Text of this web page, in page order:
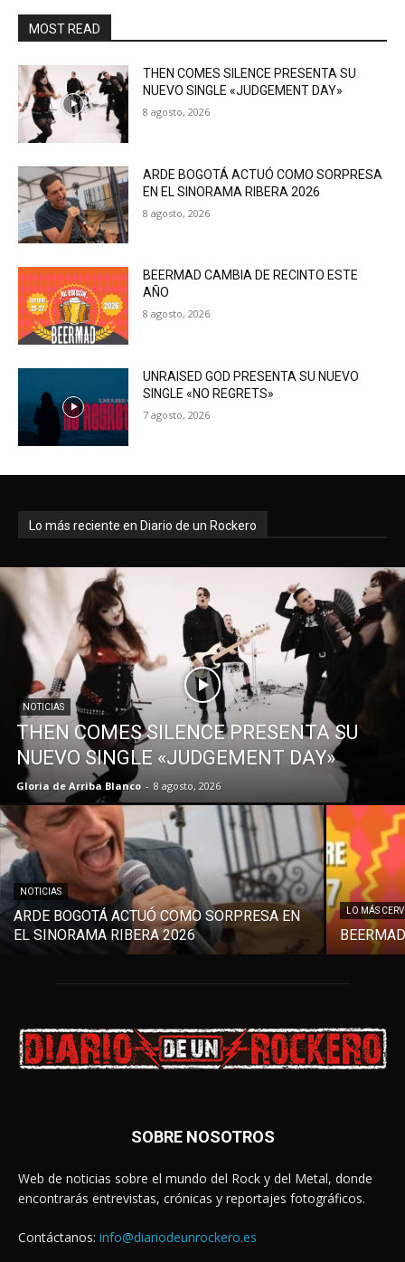
MOST READ
THEN COMES SILENCE PRESENTA SU
NUEVO SINGLE «JUDGEMENT DAY»
8 agosto, 2026
ARDE BOGOTÁ ACTUÓ COMO SORPRESA
EN EL SINORAMA RIBERA 2026
8 agosto, 2026
BEERMAD CAMBIA DE RECINTO ESTE
AÑO
8 agosto, 2026
UNRAISED GOD PRESENTA SU NUEVO
SINGLE «NO REGRETS»
7 agosto, 2026
Lo más reciente en Diario de un Rockero
NOTICIAS
THEN COMES SILENCE PRESENTA SU
NUEVO SINGLE «JUDGEMENT DAY»
Gloria de Arriba Blanco - 8 agosto, 2026
NOTICIAS
ARDE BOGOTÁ ACTUÓ COMO SORPRESA EN
EL SINORAMA RIBERA 2026
LO MÁS
SOBRE NOSOTROS
Web de noticias sobre el mundo del Rock y del Metal, donde
encontrarás entrevistas, crónicas y reportajes fotográficos.
Contáctanos: info@diariodeunrockero.es